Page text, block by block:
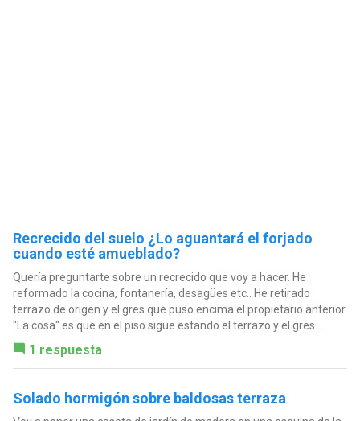
Recrecido del suelo ¿Lo aguantará el forjado
cuando esté amueblado?
Quería preguntarte sobre un recrecido que voy a hacer. He
reformado la cocina, fontanería, desagües etc.. He retirado
terrazo de origen y el gres que puso encima el propietario anterior.
"La cosa" es que en el piso sigue estando el terrazo y el gres....
1 respuesta
Solado hormigón sobre baldosas terraza